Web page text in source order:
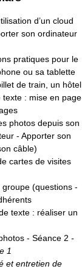
d’un cloud
son ordinateur
pratiques pour le
ou sa tablette
de train, un hôtel
texte : mise en page
photos depuis son
- Apporter son
câble)
cartes de visites
groupe (questions -
texte : réaliser un
- Séance 2 -
1
et entretien de